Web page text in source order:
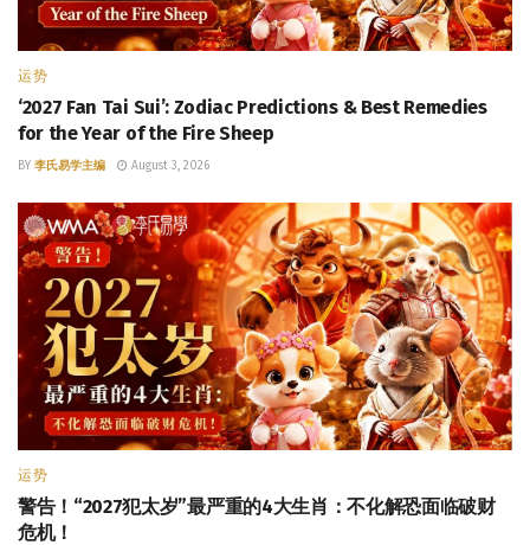
运势
‘2027 Fan Tai Sui’: Zodiac Predictions & Best Remedies
for the Year of the Fire Sheep
BY 李氏易学主编 August 3, 2026
运势
警告！“2027犯太岁”最严重的4大生肖：不化解恐面临破财
危机！